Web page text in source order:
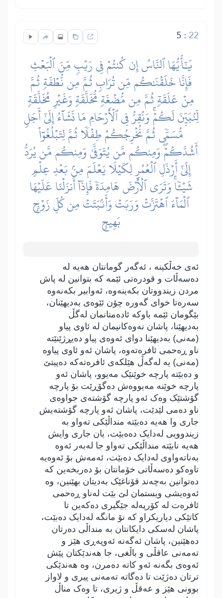
5 : 22
يَٰٓأَيُّهَا ٱلنَّاسُ إِن كُنتُمۡ فِي رَيۡبٖ مِّنَ ٱلۡبَعۡثِ
فَإِنَّا خَلَقۡنَٰكُم مِّن تُرَابٖ ثُمَّ مِن نُّطۡفَةٖ ثُمَّ
مِنۡ عَلَقَةٖ ثُمَّ مِن مُّضۡغَةٖ مُّخَلَّقَةٖ وَغَيۡرِ مُخَلَّقَةٖ
لِّنُبَيِّنَ لَكُمۡۚ وَنُقِرُّ فِي ٱلۡأَرۡحَامِ مَا نَشَآءُ إِلَىٰٓ أَجَلٖ
مُّسَمّٗى ثُمَّ نُخۡرِجُكُمۡ طِفۡلٗا ثُمَّ لِتَبۡلُغُوٓاْ
أَشُدَّكُمۡۖ وَمِنكُم مَّن يُتَوَفَّىٰ وَمِنكُم مَّن يُرَدُّ
إِلَىٰٓ أَرۡذَلِ ٱلۡعُمُرِ لِكَيۡلَا يَعۡلَمَ مِنۢ بَعۡدِ عِلۡمٖ
شَيۡـٔٗاۚ وَتَرَى ٱلۡأَرۡضَ هَامِدَةٗ فَإِذَآ أَنزَلۡنَا عَلَيۡهَا
ٱلۡمَآءَ ٱهۡتَزَّتۡ وَرَبَتۡ وَأَنۢبَتَتۡ مِن كُلِّ زَوۡجِۭ
بَهِيجٖ
ئەی خەڵکینە ، ئەگەر گومانتان ھەیە لە
دەسەڵات و قودرەتی ئێمە کە بتوانین لە پاش
مردن زیندووتان بکەینەوە، ئەوابیر بکەنەوە
سەرەتا خوای گەورە چۆن ئێوەی بەدیھێنان،
بێگومان ئێمە باوکە ئادەمتانمان لەگڵ
بەدیھێنا، پاشان نەوەکانیمان لە ئاوی پیاو
(مەنی) بەدیھێنا دوای ئەوەی پیاو دەیڕژێنێتە
ناو ڕەحمی ئافرەتەوە، پاشان ئەو ئاوی پیاوە
(مەنی) یە لەگەڵ ھێلکەی ئافرەتەکە دەپیتێ
و دەبێتە پارچە خوێنێک مەیوو، پاشان ئەو
پارچە خوێنە مەیووەش دەگۆڕێت بۆ پارچە
گۆشتێک وەک ئەو پارچە گۆشتەی جواوەی
ناو دەمی لێدێت، پاشان ئەو پارچە گۆشتەیش
جاری وا ھەیە دەبێتە منداڵێکی تەواو بە
زیندوویی لەدایک دەەبێت، یان جاری وایش
ھەیە نابێتە منداڵێکی تەواو جا لەبەر ئەوە
بەناتەواوی لەدایک دەبێت، ئەمەش بۆ ئەوەیە
تاوەکو دەسەڵاتی خۆمانتان بۆ دەربخەین کە
دەتوانین بەچەند قۆناغێک بەدیتان بھێنین، وە
ئەوەیشی ویستمان لێ بێت لەناو ڕەحمی
ئافرەت لە کۆرپەلە جێگیری دەکەین تا
کاتێکی دیاریکراو کە نۆ مانگە لەدایک دەبێت،
پاشان لەسکی دایکانتان بە منداڵی دەرتان
دەھێنین، پاشان ئەگەنە ئەوپەڕی ھێز و
تەمەنی عاقڵی و باڵغی، جا ھەندێکتان پێش
ئەوەی بگەنە ئەو کاتە دەمرن، وە ھەندێکی
ترتان دەژێت تا دەگاتە تەمەنی پیری و لاواز
بوونی ھێز و عەقڵ و ژیری، تا وەک مناڵ